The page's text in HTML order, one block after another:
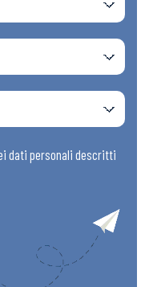
dati personali descritti